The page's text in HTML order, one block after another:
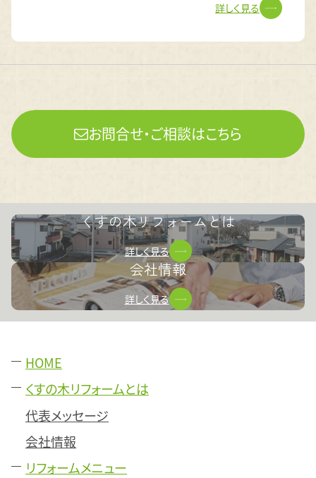
詳しく見る
お問合せ・ご相談はこちら
くすの木リフォームとは
詳しく見る
会社情報
詳しく見る
HOME
くすの木リフォームとは
代表メッセージ
会社情報
リフォームメニュー